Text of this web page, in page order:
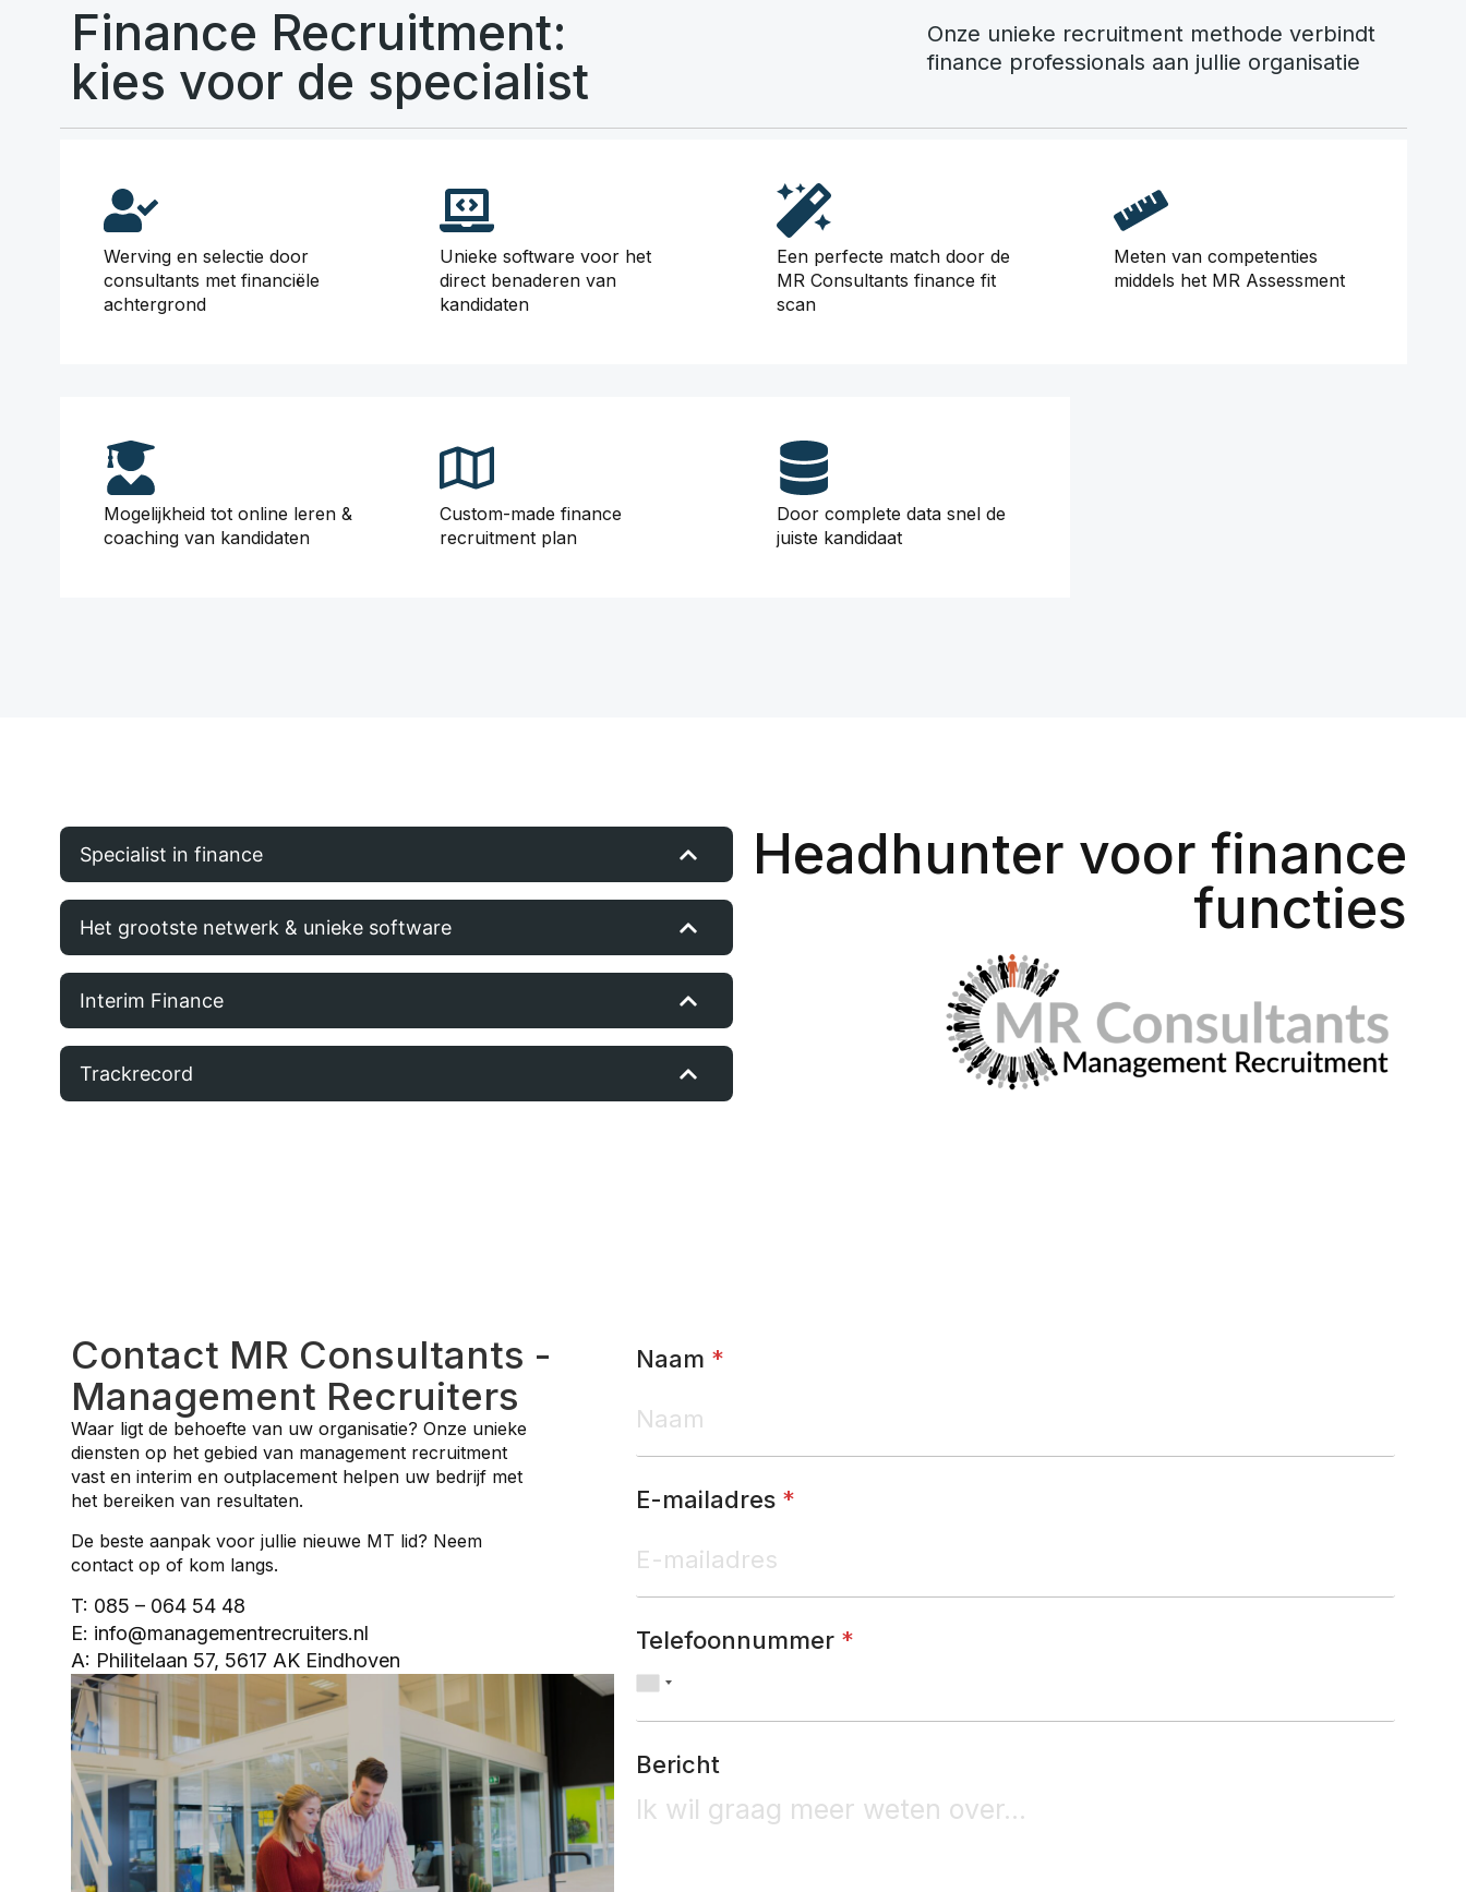
Finance Recruitment:
kies voor de specialist
Onze unieke recruitment methode verbindt
finance professionals aan jullie organisatie
Werving en selectie door
consultants met financiële
achtergrond
Unieke software voor het
direct benaderen van
kandidaten
Een perfecte match door de
MR Consultants finance fit
scan
Meten van competenties
middels het MR Assessment
Mogelijkheid tot online leren &
coaching van kandidaten
Custom-made finance
recruitment plan
Door complete data snel de
juiste kandidaat
Specialist in finance
Het grootste netwerk & unieke software
Interim Finance
Trackrecord
Headhunter voor finance
functies
Contact MR Consultants -
Management Recruiters
Waar ligt de behoefte van uw organisatie? Onze unieke
diensten op het gebied van management recruitment
vast en interim en outplacement helpen uw bedrijf met
het bereiken van resultaten.
De beste aanpak voor jullie nieuwe MT lid? Neem
contact op of kom langs.
T: 085 – 064 54 48
E: info@managementrecruiters.nl
A: Philitelaan 57, 5617 AK Eindhoven
Naam *
E-mailadres *
Telefoonnummer *
Bericht